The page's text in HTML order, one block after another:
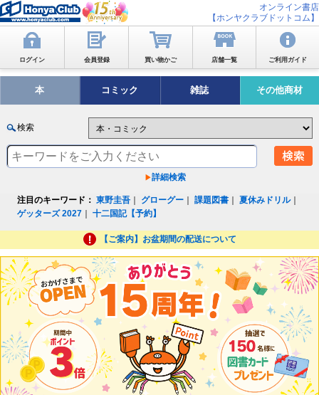
オンライン書店
【ホンヤクラブドットコム】
ログイン 会員登録 買い物かご 店舗一覧 ご利用ガイド
本 コミック 雑誌 その他商材
検索
詳細検索
注目のキーワード： 東野圭吾 グローグー ｜課題図書 ｜夏休みドリル｜
ゲッターズ 2027 ｜十二国記【予約】
【ご案内】お盆期間の配送について